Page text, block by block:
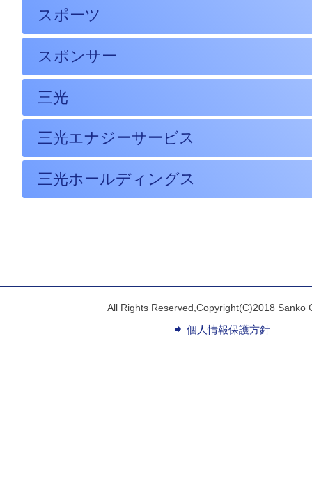
スポーツ
スポンサー
三光
三光エナジーサービス
三光ホールディングス
All Rights Reserved,Copyright(C)2018 Sanko
個人情報保護方針